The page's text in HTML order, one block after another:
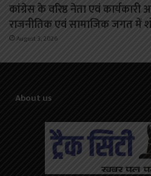
कांग्रेस के वरिष्ठ नेता एवं कार्यकारी
राजनीतिक एवं सामाजिक जगत में
August 3, 2026
About us